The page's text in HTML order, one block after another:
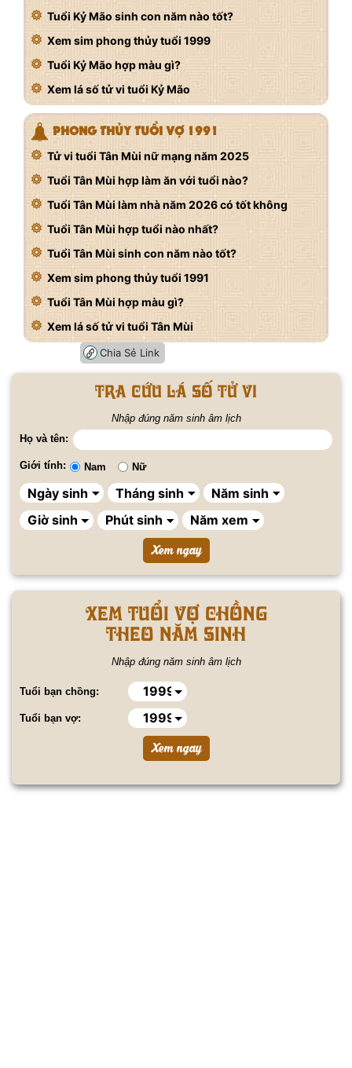
Tuổi Kỷ Mão sinh con năm nào tốt?
Xem sim phong thủy tuổi 1999
Tuổi Kỷ Mão hợp màu gì?
Xem lá số tử vi tuổi Kỷ Mão
PHONG THỦY TUỔI VỢ 1991
Tử vi tuổi Tân Mùi nữ mạng năm 2025
Tuổi Tân Mùi hợp làm ăn với tuổi nào?
Tuổi Tân Mùi làm nhà năm 2026 có tốt không
Tuổi Tân Mùi hợp tuổi nào nhất?
Tuổi Tân Mùi sinh con năm nào tốt?
Xem sim phong thủy tuổi 1991
Tuổi Tân Mùi hợp màu gì?
Xem lá số tử vi tuổi Tân Mùi
Chia Sẻ Link
Tra cứu lá số tử vi
Nhập đúng năm sinh âm lịch
Họ và tên:
Giới tính: Nam Nữ
Xem tuổi vợ chồng
theo năm sinh
Nhập đúng năm sinh âm lịch
Tuổi bạn chồng:
Tuổi bạn vợ: